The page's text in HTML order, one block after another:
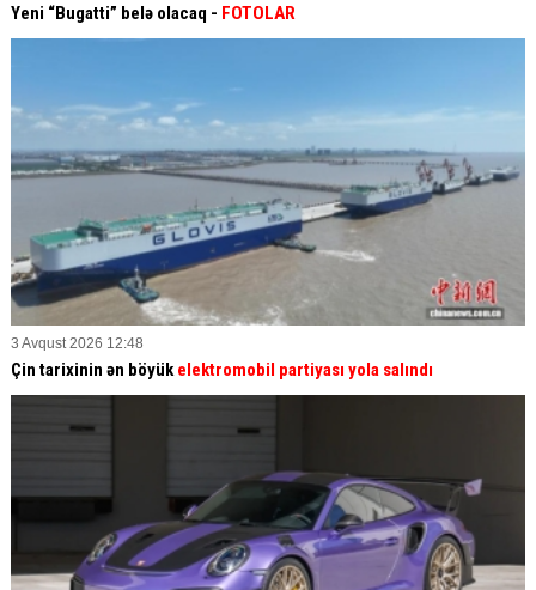
Yeni “Bugatti” belə olacaq - FOTOLAR
3 Avqust 2026 12:48
Çin tarixinin ən böyükelektromobil partiyası yola salındı